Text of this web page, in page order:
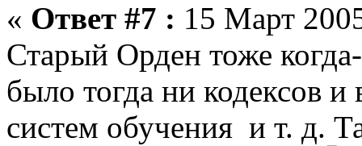
« Ответ #7 : 15 Март
Старый Орден тоже
было тогда ни кодексов и
систем обучения и т. д.